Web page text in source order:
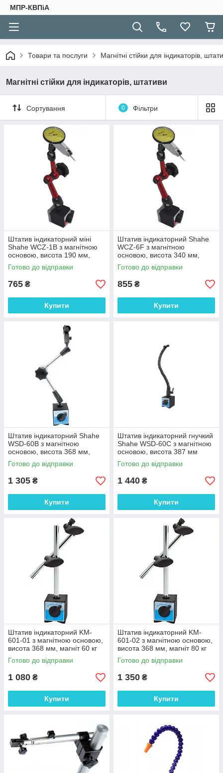
МПР-КВПіА
Товари та послуги Магнітні стійки для індикаторів,
Магнітні стійки для індикаторів, штативи
Сортування 0 Фільтри
Штатив індикаторний міні
Shahe WCZ-1B з магнітною
основою, висота 190 мм,
магніт 15 кг
Готово до відправки
765 ₴
Купити
Штатив індикаторний Shahe
WCZ-6F з магнітною
основою, висота 340 мм,
магніт 60 кг
Готово до відправки
855 ₴
Купити
Штатив індикаторний Shahe
WSD-60B з магнітною
основою, висота 368 мм,
магніт 60 кг
Готово до відправки
1 305 ₴
Купити
Штатив індикаторний гнучкий
Shahe WSD-60C з магнітною
основою, висота 387 мм
Готово до відправки
1 440 ₴
Купити
Штатив індикаторний KM-
601-01 з магнітною основою,
висота 368 мм, магніт 60 кг
Готово до відправки
1 080 ₴
Купити
Штатив індикаторний KM-
601-02 з магнітною основою,
висота 368 мм, магніт 80 кг
Готово до відправки
1 350 ₴
Купити